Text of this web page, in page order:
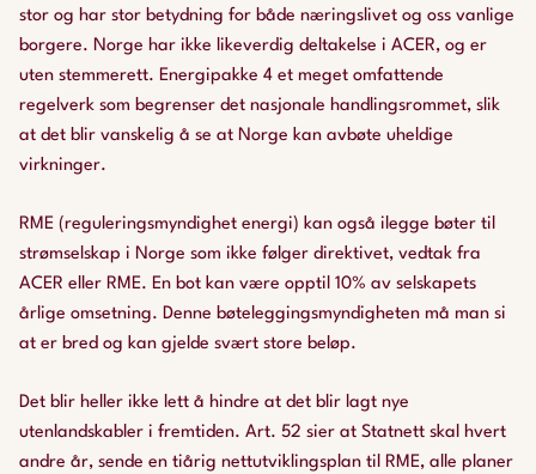
stor og har stor betydning for både næringslivet og oss vanlige
borgere. Norge har ikke likeverdig deltakelse i ACER, og er
uten stemmerett. Energipakke 4 et meget omfattende
regelverk som begrenser det nasjonale handlingsrommet, slik
at det blir vanskelig å se at Norge kan avbøte uheldige
virkninger.
RME (reguleringsmyndighet energi) kan også ilegge bøter til
strømselskap i Norge som ikke følger direktivet, vedtak fra
ACER eller RME. En bot kan være opptil 10% av selskapets
årlige omsetning. Denne bøteleggingsmyndigheten må man si
at er bred og kan gjelde svært store beløp.
Det blir heller ikke lett å hindre at det blir lagt nye
utenlandskabler i fremtiden. Art. 52 sier at Statnett skal hvert
andre år, sende en tiårig nettutviklingsplan til RME, alle planer